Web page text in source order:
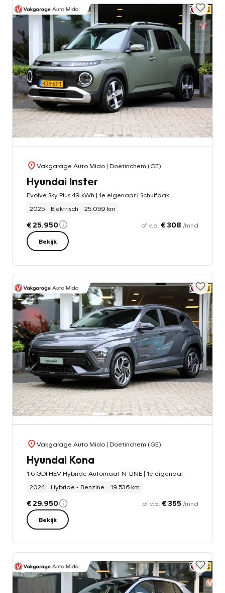
Vakgarage Auto Mido| Doetinchem (GE)
Hyundai Inster
Evolve Sky Plus 49 kWh | 1e eigenaar | Schuifdak
2025
Elektrisch 25.059 km
€ 25.950 of v.a. € 308 /mnd
Bekijk
Vakgarage Auto Mido| Doetinchem (GE)
Hyundai Kona
1.6 GDI HEV Hybride Automaat N-LINE | 1e eigenaar
2024
Hybride - Benzine 19.536 km
€ 29.950 of v.a. € 355 /mnd
Bekijk